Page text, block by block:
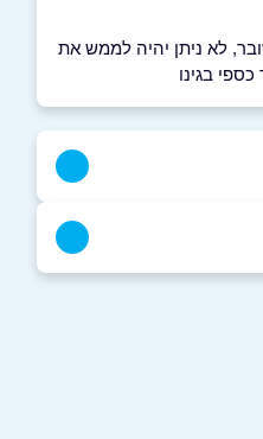
לא ניתן יהיה לממש את
כספי בגינו